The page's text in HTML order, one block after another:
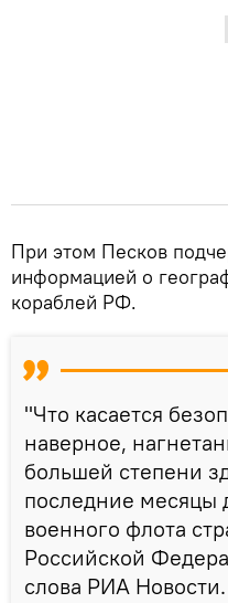
При этом Песков
информацией о
кораблей РФ.
"Что касается
наверное,
большей степени
последние месяцы
военного флота
Российской
слова РИА Новости.